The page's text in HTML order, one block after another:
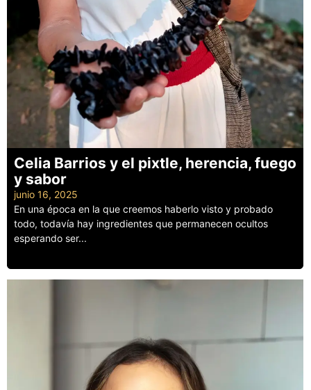
Celia Barrios y el pixtle, herencia, fuego
y sabor
junio 16, 2025
En una época en la que creemos haberlo visto y probado
todo, todavía hay ingredientes que permanecen ocultos
esperando ser...